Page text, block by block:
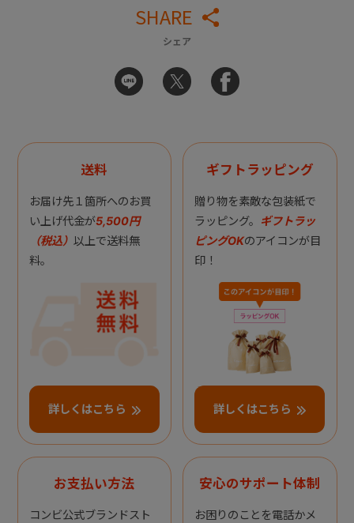
SHARE
シェア
送料
お届け先１箇所へのお買
い上げ代金が5,500円
（税込） 以上で送料無
料。
詳しくはこちら
ギフトラッピング
贈り物を素敵な包装紙で
ラッピング。 ギフトラッ
ピングOKのアイコンが目
印！
詳しくはこちら
お支払い方法
コンビ公式ブランドスト
安心のサポート体制
お困りのことを電話かメ